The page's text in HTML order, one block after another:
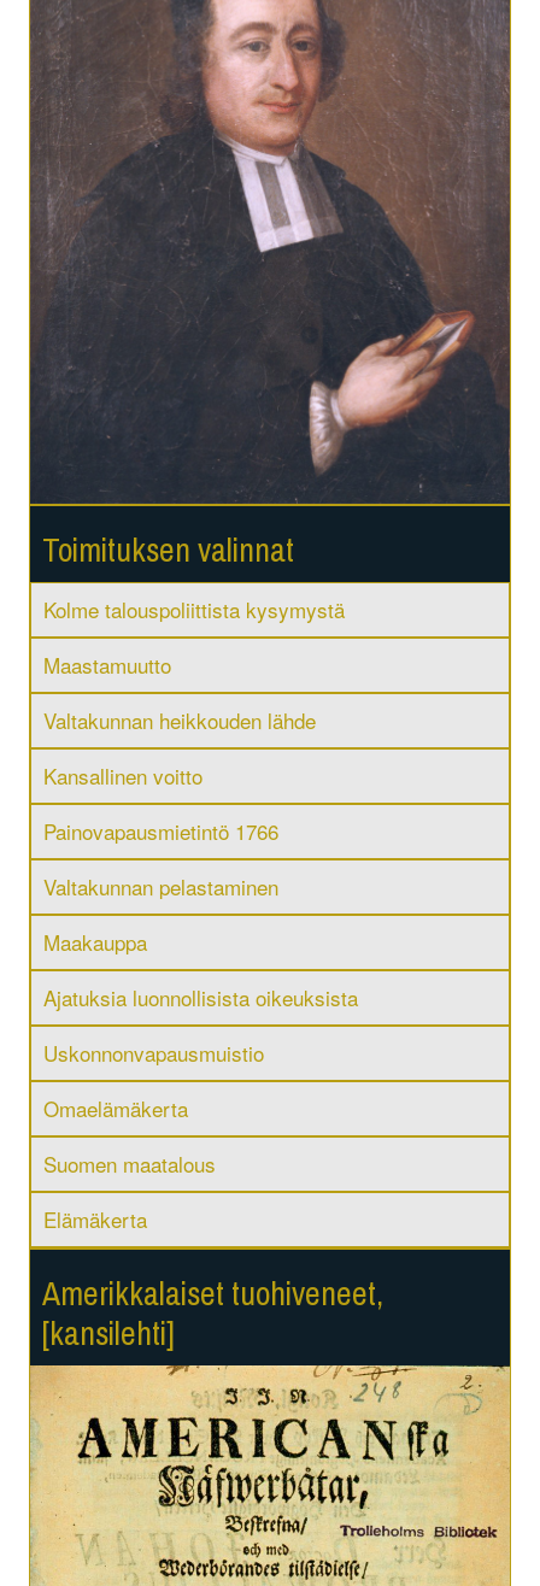
Toimituksen valinnat
Kolme talouspoliittista kysymystä
Maastamuutto
Valtakunnan heikkouden lähde
Kansallinen voitto
Painovapausmietintö 1766
Valtakunnan pelastaminen
Maakauppa
Ajatuksia luonnollisista oikeuksista
Uskonnonvapausmuistio
Omaelämäkerta
Suomen maatalous
Elämäkerta
Amerikkalaiset tuohiveneet,
[kansilehti]